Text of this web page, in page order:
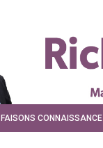
FAISONS CONNAISSANCE